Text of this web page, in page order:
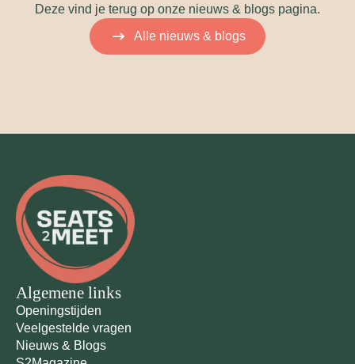
Deze vind je terug op onze nieuws & blogs pagina.
Alle nieuws & blogs
Algemene links
Openingstijden
Veelgestelde vragen
Nieuws & Blogs